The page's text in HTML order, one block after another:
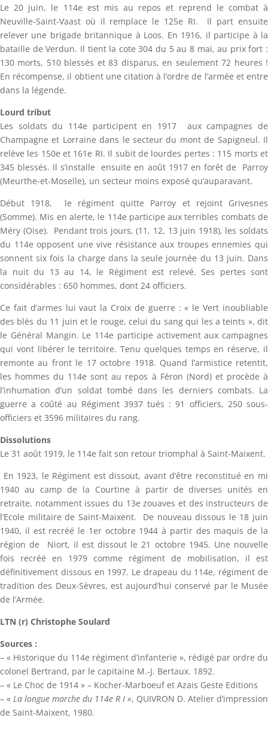
Le 20 juin, le 114e est mis au repos et reprend le combat à
Neuville-Saint-Vaast où il remplace le 125e RI. Il part ensuite
relever une brigade britannique à Loos. En 1916, il participe à la
bataille de Verdun. Il tient la cote 304 du 5 au 8 mai, au prix fort :
130 morts, 510 blessés et 83 disparus, en seulement 72 heures !
En récompense, il obtient une citation à l’ordre de l’armée et entre
dans la légende.
Lourd tribut
Les soldats du 114e participent en 1917 aux campagnes de
Champagne et Lorraine dans le secteur du mont de Sapigneul. Il
relève les 150e et 161e RI. Il subit de lourdes pertes : 115 morts et
345 blessés. Il s’installe ensuite en août 1917 en forêt de Parroy
(Meurthe-et-Moselle), un secteur moins exposé qu’auparavant.
Début 1918, le régiment quitte Parroy et rejoint Grivesnes
(Somme). Mis en alerte, le 114e participe aux terribles combats de
Méry (Oise). Pendant trois jours, (11, 12, 13 juin 1918), les soldats
du 114e opposent une vive résistance aux troupes ennemies qui
sonnent six fois la charge dans la seule journée du 13 juin. Dans
la nuit du 13 au 14, le Régiment est relevé. Ses pertes sont
considérables : 650 hommes, dont 24 officiers.
Ce fait d’armes lui vaut la Croix de guerre : « le Vert inoubliable
des blés du 11 juin et le rouge, celui du sang qui les a teints », dit
le Général Mangin. Le 114e participe activement aux campagnes
qui vont libérer le territoire. Tenu quelques temps en réserve, il
remonte au front le 17 octobre 1918. Quand l’armistice retentit,
les hommes du 114e sont au repos à Féron (Nord) et procède à
l’inhumation d’un soldat tombé dans les derniers combats. La
guerre a coûté au Régiment 3937 tués : 91 officiers, 250 sous-
officiers et 3596 militaires du rang.
Dissolutions
Le 31 août 1919, le 114e fait son retour triomphal à Saint-Maixent.
En 1923, le Régiment est dissout, avant d’être reconstitué en mi
1940 au camp de la Courtine à partir de diverses unités en
retraite, notamment issues du 13e zouaves et des instructeurs de
l’Ecole militaire de Saint-Maixent. De nouveau dissous le 18 juin
1940, il est recréé le 1er octobre 1944 à partir des maquis de la
région de Niort, il est dissout le 21 octobre 1945. Une nouvelle
fois recréé en 1979 comme régiment de mobilisation, il est
définitivement dissous en 1997. Le drapeau du 114e, régiment de
tradition des Deux-Sèvres, est aujourd’hui conservé par le Musée
de l’Armée.
LTN (r) Christophe Soulard
Sources :
– « Historique du 114e régiment d’infanterie », rédigé par ordre du
colonel Bertrand, par le capitaine M.-J. Bertaux. 1892.
– « Le Choc de 1914 » – Kocher-Marboeuf et Azais Geste Editions
– « La longue marche du 114e R I », QUIVRON D. Atelier d’impression
de Saint-Maixent, 1980.